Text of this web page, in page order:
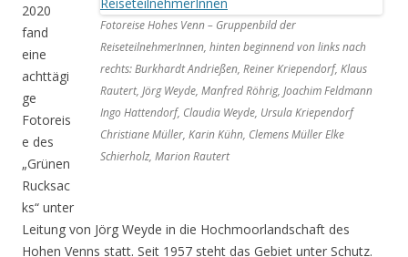
Fotoreise Hohes Venn – Gruppenbild der
ReiseteilnehmerInnen, hinten beginnend von links nach
rechts: Burkhardt Andrießen, Reiner Kriependorf, Klaus
Rautert, Jörg Weyde, Manfred Röhrig, Joachim Feldmann
Ingo Hattendorf, Claudia Weyde, Ursula Kriependorf
Christiane Müller, Karin Kühn, Clemens Müller Elke
Schierholz, Marion Rautert
2020
fand
eine
achttägi
ge
Fotoreis
e des
„Grünen
Rucksac
ks“ unter
Leitung von Jörg Weyde in die Hochmoorlandschaft des
Hohen Venns statt. Seit 1957 steht das Gebiet unter Schutz.